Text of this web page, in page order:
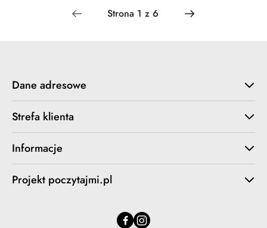
Dane adresowe
Strefa klienta
Informacje
Projekt poczytajmi.pl